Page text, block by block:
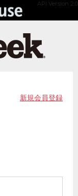
API Version 2.0
新規会員登録